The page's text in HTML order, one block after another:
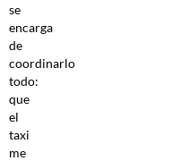
se
encarga
de
coordinarlo
todo:
que
el
taxi
me